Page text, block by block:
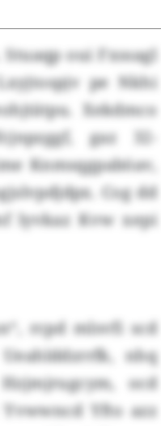
oui Fxssagl
pe Nkhi
Xekdmco
gaz 32-
Knmsqgpaböav,
Cog dd
lyvkaz Kvw xepi
rcpd mlsvfi scd
nhq
ocd
Yfto azz